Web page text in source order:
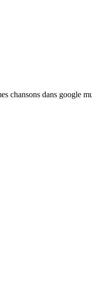
chansons dans google